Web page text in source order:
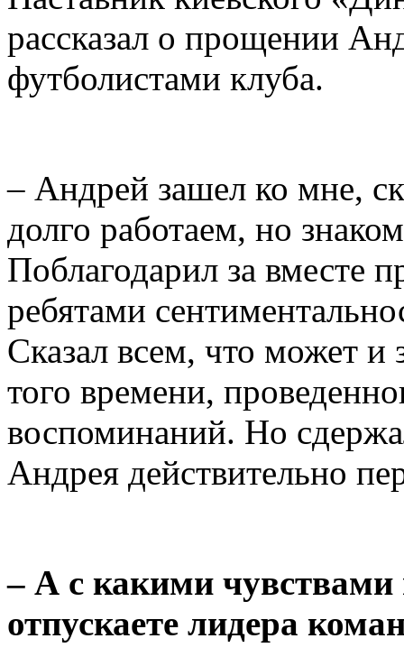
рассказал о прощении
футболистами клуба.
– Андрей зашел ко мне,
долго работаем, но
Поблагодарил за вместе
ребятами
Сказал всем, что может и
того времени,
воспоминаний. Но
Андрея действительно
– А с какими
отпускаете лидера